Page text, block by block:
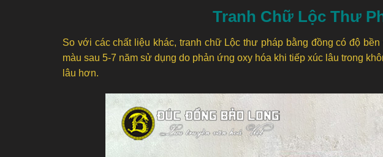
Tranh Chữ Lộc Thư
So với các chất liệu khác, tranh chữ Lộc thư pháp bằng đồng có độ
màu sau 5-7 năm sử dụng do phản ứng oxy hóa khi tiếp xúc lâu trong
lâu hơn.